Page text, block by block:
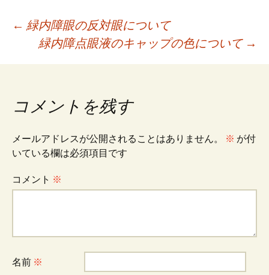
投
稿
ナ
ビ
ゲ
シ
← 緑内障眼の反対眼について
緑内障点眼液のキャップの色について →
コメントを残す
メールアドレスが公開されることはありません。 ※ が付
いている欄は必須項目です
コメント ※
名前 ※